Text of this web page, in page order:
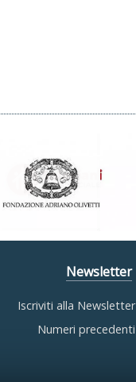
Newsletter
Iscriviti alla Newsletter
Numeri precedenti